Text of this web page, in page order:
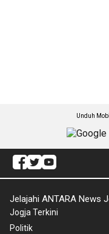
Unduh
Jelajahi ANTARA News
Jogja Terkini
Politik